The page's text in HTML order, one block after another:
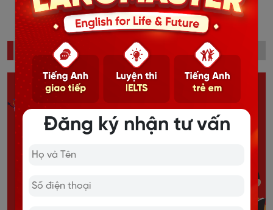
10 ... 24 25 ›
ĐỌC NHIỀU
Đăng ký nhận tư vấn